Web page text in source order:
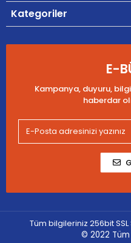
Kategoriler
E-
Kampanya, duyuru,
haberdar
Tüm bilgileriniz 256bit
© 2022 Tüm